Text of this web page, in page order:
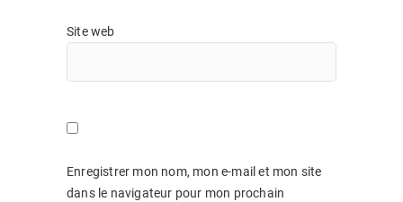
Site web
Enregistrer mon nom, mon e-mail et mon site
dans le navigateur pour mon prochain